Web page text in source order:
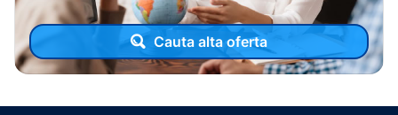
Cauta alta oferta